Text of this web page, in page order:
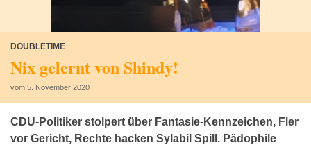
DOUBLETIME
Nix gelernt von Shindy!
vom 5. November 2020
CDU-Politiker stolpert über Fantasie-Kennzeichen, Fler
vor Gericht, Rechte hacken Sylabil Spill. Pädophile